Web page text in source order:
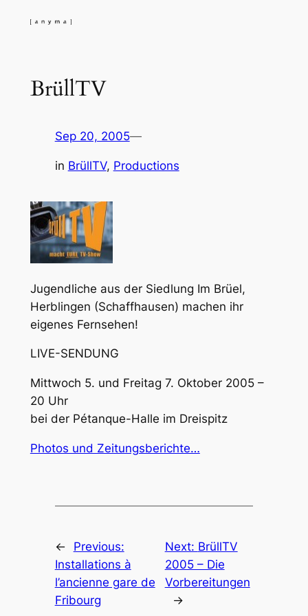
BrüllTV
Sep 20, 2005—
in BrüllTV, Productions
Jugendliche aus der Siedlung Im Brüel,
Herblingen (Schaffhausen) machen ihr
eigenes Fernsehen!
LIVE-SENDUNG
Mittwoch 5. und Freitag 7. Oktober 2005 –
20 Uhr
bei der Pétanque-Halle im Dreispitz
Photos und Zeitungsberichte…
←
Previous:
Installations à
l’ancienne gare de
Fribourg
Next: BrüllTV
2005 – Die
Vorbereitungen
→